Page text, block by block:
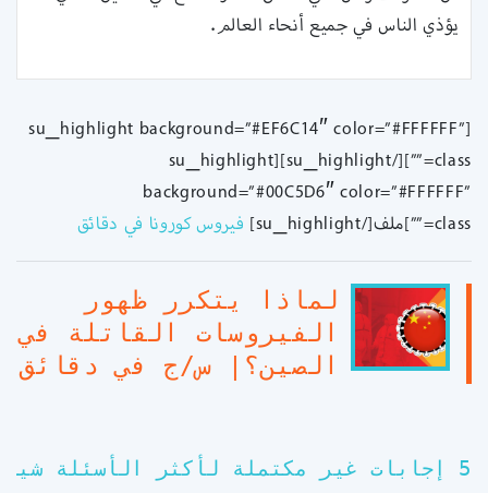
يؤذي الناس في جميع أنحاء العالم.
[su_highlight background=”#EF6C14″ color=”#FFFFFF”
class=””][/su_highlight][su_highlight
background=”#00C5D6″ color=”#FFFFFF”
class=””]ملف[/su_highlight]
فيروس كورونا في دقائق
لماذا يتكرر ظهور
الفيروسات القاتلة في
الصين؟| س/ج في دقائق
5 إجابات غير مكتملة لأكثر الأسئلة شيوعًا حول فيروس كورونا | س/ ج في دقائق